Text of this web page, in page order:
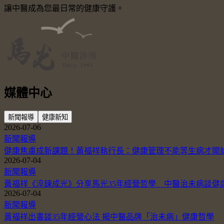
讓中醫成為您最日常的健康守護。
媒體中心
新聞報導 健康新知
2026-07-06
新聞報導
健康焦慮成新課題！黃福祥執行長：健康管理不能等生病才開
2026-07-04
新聞報導
黃福祥《淬鍊成光》分享馬光35年經營哲學 中醫治未病談健
2026-07-04
新聞報導
黃福祥出書談35年經營心法 揭中醫品牌「治未病」健康哲學